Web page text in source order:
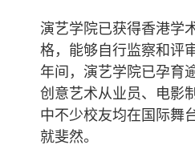
演艺学院已获得香港学
格，能够自行监察和评
年间，演艺学院已孕育
创意艺术从业员、电影
中不少校友均在国际舞
就斐然。